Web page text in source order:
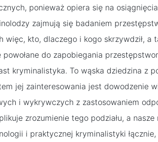
ponieważ opiera się na
zajmują się badaniem
więc, kto, dlaczego i kogo skrzywdził, a
powołane do zapobiegania
kryminalistyka. To wąska dziedzina z
jej zainteresowania jest dowodzenie
i wykrywczych z zastosowaniem
zrozumienie tego podziału, a nasze
i praktycznej kryminalistyki